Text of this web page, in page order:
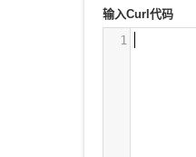
输入Curl代码
1